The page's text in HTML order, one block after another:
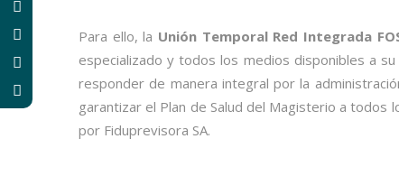
Para ello, la Unión Temporal Red Integrada
especializado y todos los medios disponibles a
responder de manera integral por la
garantizar el Plan de Salud del Magisterio a todos
por Fiduprevisora SA.